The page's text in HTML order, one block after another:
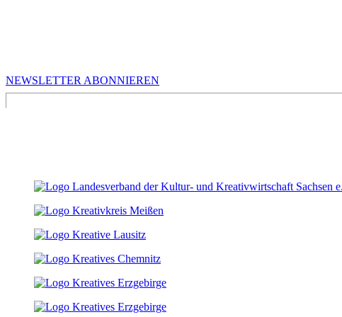
NEWSLETTER ABONNIEREN